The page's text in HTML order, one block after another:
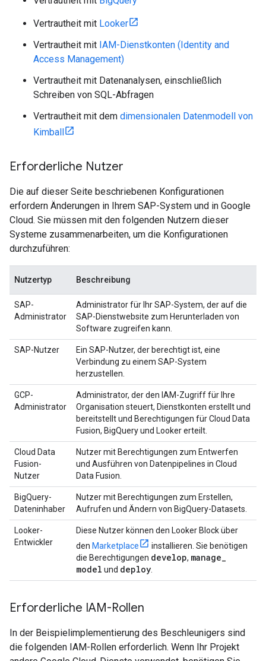
Vertrautheit mit Looker
Vertrautheit mit IAM-Dienstkonten (Identity and
Access Management)
Vertrautheit mit Datenanalysen, einschließlich
Schreiben von SQL-Abfragen
Vertrautheit mit dem dimensionalen Datenmodell von
Kimball
Erforderliche Nutzer
Die auf dieser Seite beschriebenen Konfigurationen
erfordern Änderungen in Ihrem SAP-System und in Google
Cloud. Sie müssen mit den folgenden Nutzern dieser
Systeme zusammenarbeiten, um die Konfigurationen
durchzuführen:
Nutzertyp Beschreibung
SAP-
Administrator
Administrator für Ihr SAP-System, der auf die
SAP-Dienstwebsite zum Herunterladen von
Software zugreifen kann.
SAP-Nutzer
Ein SAP-Nutzer, der berechtigt ist, eine
Verbindung zu einem SAP-System
herzustellen.
GCP-
Administrator
Administrator, der den IAM-Zugriff für Ihre
Organisation steuert, Dienstkonten erstellt und
bereitstellt und Berechtigungen für Cloud Data
Fusion, BigQuery und Looker erteilt.
Cloud Data
Fusion-
Nutzer
Nutzer mit Berechtigungen zum Entwerfen
und Ausführen von Datenpipelines in Cloud
Data Fusion.
BigQuery-
Dateninhaber
Nutzer mit Berechtigungen zum Erstellen,
Aufrufen und Ändern von BigQuery-Datasets.
Looker-
Entwickler
Diese Nutzer können den Looker Block über
den Marketplace
installieren. Sie benötigen
die Berechtigungen develop, manage_
model und deploy
Erforderliche IAM-Rollen
In der Beispielimplementierung des Beschleunigers sind
die folgenden IAM-Rollen erforderlich. Wenn Ihr Projekt